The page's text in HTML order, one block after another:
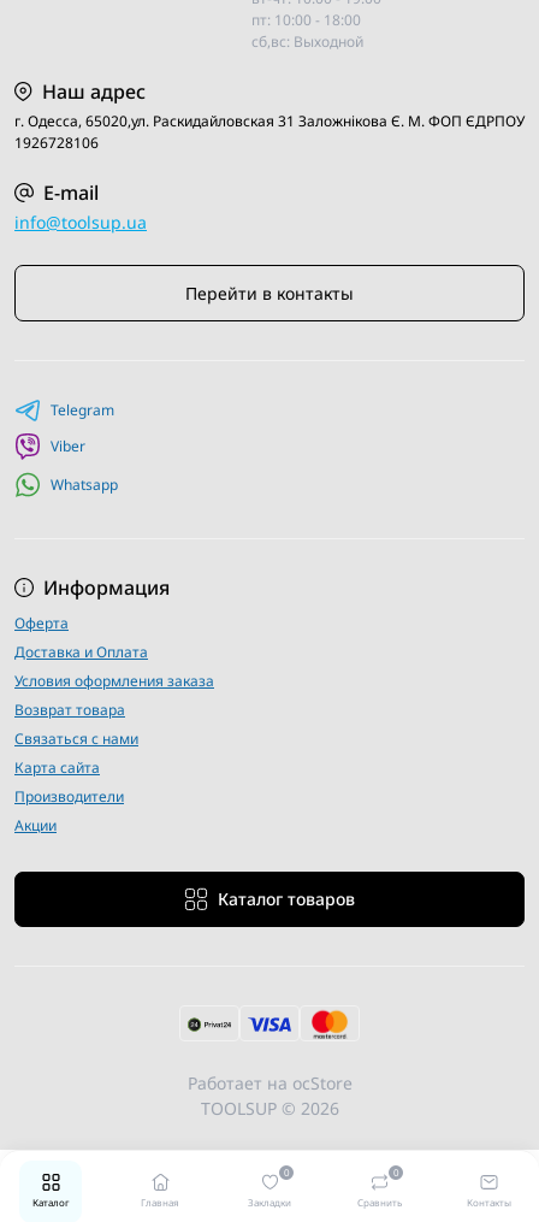
Каталог Главная Закладки
0
Сравнить
0
Контакты
пт: 10:00 - 18:00
сб,вс: Выходной
Наш адрес
г. Одесса, 65020,ул. Раскидайловская 31 Заложнiкова Є. М. ФОП ЄДРПОУ
1926728106
E-mail
info@toolsup.ua
Перейти в контакты
Информация
Оферта
Доставка и Оплата
Условия оформления заказа
Возврат товара
Связаться с нами
Карта сайта
Производители
Акции
Каталог товаров
Telegram
Viber
Whatsapp
Работает на ocStore
TOOLSUP © 2026